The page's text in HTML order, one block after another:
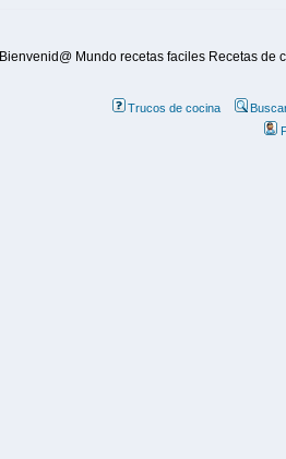
Bienvenid@ Mundo recetas faciles Recetas de
Trucos de cocina